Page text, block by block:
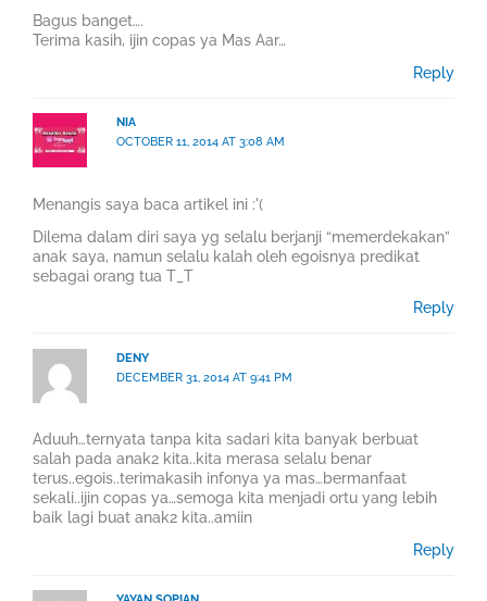
Bagus banget….
Terima kasih, ijin copas ya Mas Aar…
Reply
NIA
OCTOBER 11, 2014 AT 3:08 AM
Menangis saya baca artikel ini :'(
Dilema dalam diri saya yg selalu berjanji “memerdekakan”
anak saya, namun selalu kalah oleh egoisnya predikat
sebagai orang tua T_T
Reply
DENY
DECEMBER 31, 2014 AT 9:41 PM
Aduuh…ternyata tanpa kita sadari kita banyak berbuat
salah pada anak2 kita..kita merasa selalu benar
terus..egois..terimakasih infonya ya mas…bermanfaat
sekali..ijin copas ya…semoga kita menjadi ortu yang lebih
baik lagi buat anak2 kita..amiin
Reply